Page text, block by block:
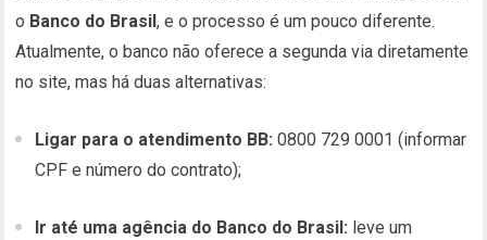
o Banco do Brasil, e o processo é um pouco diferente.
Atualmente, o banco não oferece a segunda via diretamente
no site, mas há duas alternativas:
Ligar para o atendimento BB: 0800 729 0001 (informar
CPF e número do contrato);
Ir até uma agência do Banco do Brasil: leve um